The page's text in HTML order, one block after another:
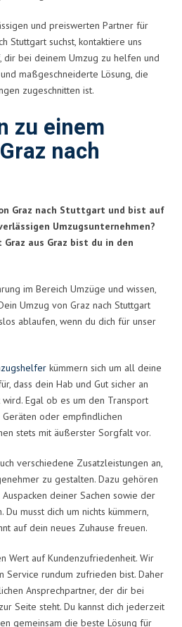
und preiswerten Partner für
Stuttgart suchst, kontaktiere uns
dir bei deinem Umzug zu helfen und
maßgeschneiderte Lösung, die
zugeschnitten ist.
zu einem
nach
Graz nach Stuttgart und bist auf
Umzugsunternehmen?
aus Graz bist du in den
im Bereich Umzüge und wissen,
Umzug von Graz nach Stuttgart
ablaufen, wenn du dich für unser
kümmern sich um all deine
dass dein Hab und Gut sicher an
Egal ob es um den Transport
oder empfindlichen
stets mit äußerster Sorgfalt vor.
verschiedene Zusatzleistungen an,
zu gestalten. Dazu gehören
deiner Sachen sowie der
musst dich um nichts kümmern,
auf dein neues Zuhause freuen.
Wert auf Kundenzufriedenheit. Wir
Service rundum zufrieden bist. Daher
Ansprechpartner, der dir bei
Seite steht. Du kannst dich jederzeit
gemeinsam die beste Lösung für